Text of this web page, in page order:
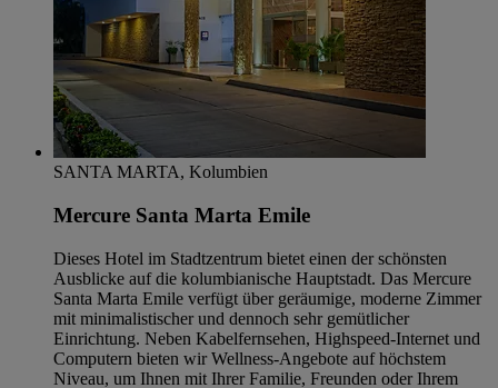
SANTA MARTA, Kolumbien
Mercure Santa Marta Emile
Dieses Hotel im Stadtzentrum bietet einen der schönsten
Ausblicke auf die kolumbianische Hauptstadt. Das Mercure
Santa Marta Emile verfügt über geräumige, moderne Zimmer
mit minimalistischer und dennoch sehr gemütlicher
Einrichtung. Neben Kabelfernsehen, Highspeed-Internet und
Computern bieten wir Wellness-Angebote auf höchstem
Niveau, um Ihnen mit Ihrer Familie, Freunden oder Ihrem